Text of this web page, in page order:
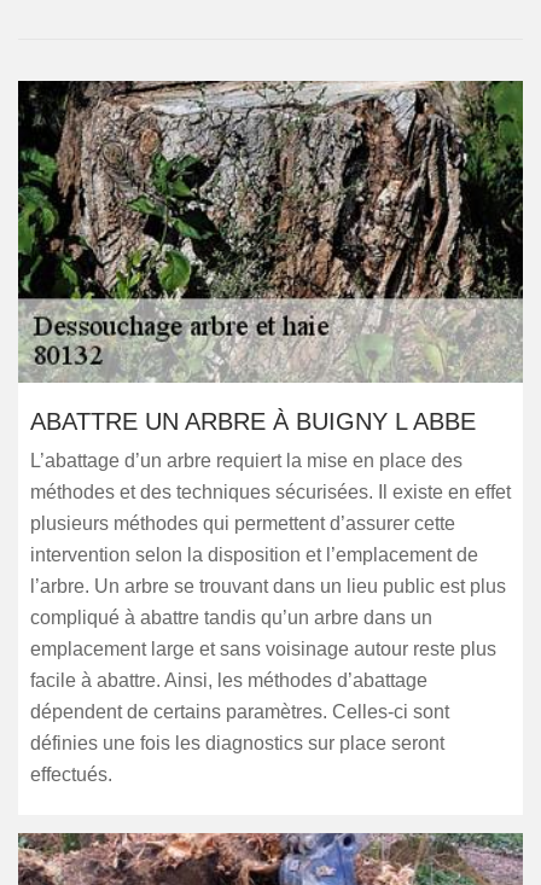
ABATTRE UN ARBRE À BUIGNY L ABBE
L’abattage d’un arbre requiert la mise en place des
méthodes et des techniques sécurisées. Il existe en effet
plusieurs méthodes qui permettent d’assurer cette
intervention selon la disposition et l’emplacement de
l’arbre. Un arbre se trouvant dans un lieu public est plus
compliqué à abattre tandis qu’un arbre dans un
emplacement large et sans voisinage autour reste plus
facile à abattre. Ainsi, les méthodes d’abattage
dépendent de certains paramètres. Celles-ci sont
définies une fois les diagnostics sur place seront
effectués.